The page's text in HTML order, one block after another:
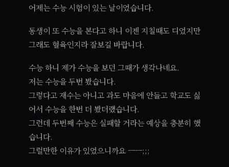
어제는 수능 시험이 있는 날이었습니다.
동생이 또 수능을 본다고 하니 이젠 지칠때도 디었지만
그래도 혈육인지라 잘보길 바랍니다.
수능 하니 제가 수능을 보던 그때가 생각나네요.
저는 수능을 두번 봤습니다.
그렇다고 재수는 아니고 과도 마음에 안들고 학교도 싫
어서 수능을 한번 더 봤더랬습니다.
그런데 두번째 수능은 실패할 거라는 예상을 충분히 했
습니다.
그럴만한 이유가 있었으니까요 ㅡㅡ;;;